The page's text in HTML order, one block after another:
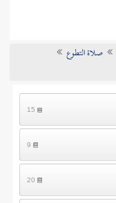
صلاة التطوع
15
9
20